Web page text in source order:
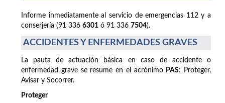
Informe inmediatamente al servicio de emergencias 112 y a
conserjería (91 336 6301 ó 91 336 7504).
ACCIDENTES Y ENFERMEDADES GRAVES
La pauta de actuación básica en caso de accidente o
enfermedad grave se resume en el acrónimo PAS: Proteger,
Avisar y Socorrer.
Proteger